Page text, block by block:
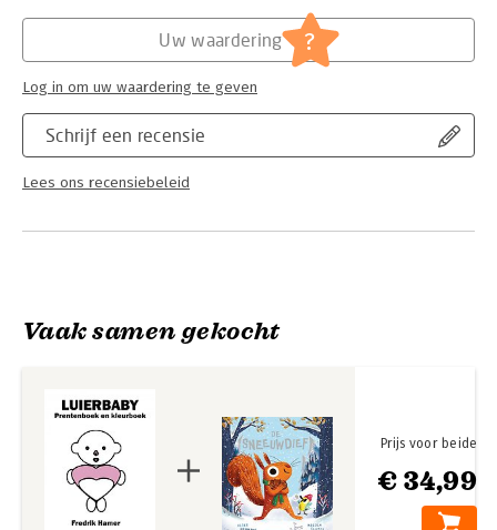
Schrijf een recensie
Lees ons recensiebeleid
Uw waardering ?
Log in om uw waardering te geven
Vaak samen gekocht
€ 34,99
Prijs voor beide